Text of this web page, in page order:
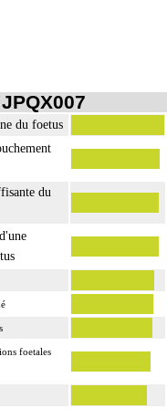
du foetus
du
foetales